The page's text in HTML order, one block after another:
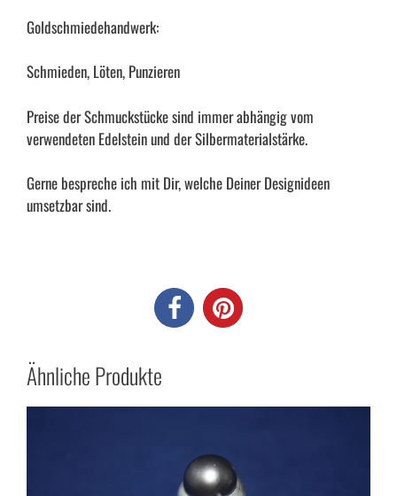
Goldschmiedehandwerk:
Schmieden, Löten, Punzieren
Preise der Schmuckstücke sind immer abhängig vom
verwendeten Edelstein und der Silbermaterialstärke.
Gerne bespreche ich mit Dir, welche Deiner Designideen
umsetzbar sind.
Ähnliche Produkte